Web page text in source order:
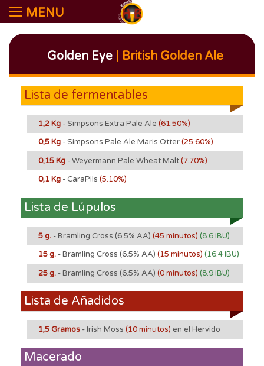
MENU
Golden Eye| British Golden Ale
Lista de fermentables
1,2 Kg - Simpsons Extra Pale Ale (61.50%)
0,5 Kg - Simpsons Pale Ale Maris Otter(25.60%)
0,15 Kg - Weyermann Pale Wheat Malt(7.70%)
0,1 Kg - CaraPils (5.10%)
Lista de Lúpulos
5 g. - Bramling Cross (6.5% AA) (45 minutos) (8.6 IBU)
15 g. - Bramling Cross (6.5% AA) (15 minutos) (16.4 IBU)
25 g. - Bramling Cross (6.5% AA) (0 minutos) (8.9 IBU)
Lista de Añadidos
1,5 Gramos - Irish Moss (10 minutos) en el Hervido
Macerado